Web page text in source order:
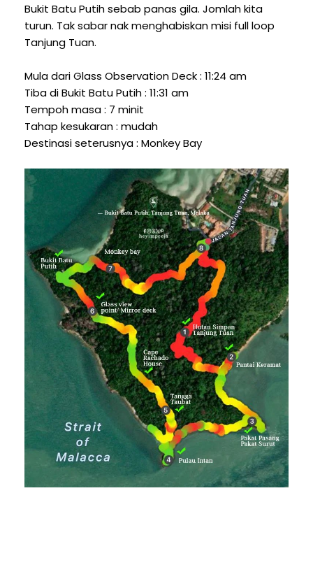
Bukit Batu Putih sebab panas gila. Jomlah kita
turun. Tak sabar nak menghabiskan misi full loop
Tanjung Tuan.
Mula dari Glass Observation Deck : 11:24 am
Tiba di Bukit Batu Putih : 11:31 am
Tempoh masa : 7 minit
Tahap kesukaran : mudah
Destinasi seterusnya : Monkey Bay